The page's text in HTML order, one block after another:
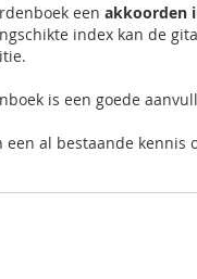
een akkoorden
index kan de
is een goede
een al bestaande